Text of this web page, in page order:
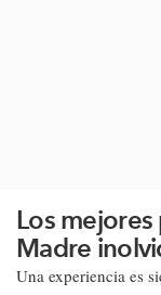
Los mejores
Madre
Una experiencia es